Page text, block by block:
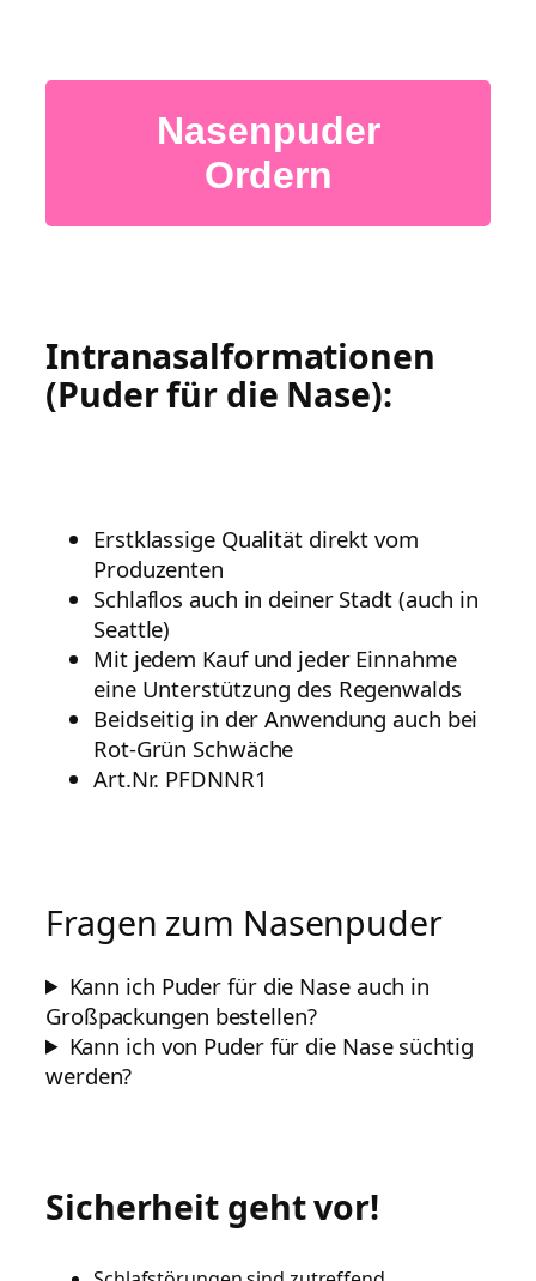
Nasenpuder
Ordern
Intranasalformationen
(Puder für die Nase):
Erstklassige Qualität direkt vom
Produzenten
Schlaflos auch in deiner Stadt (auch in
Seattle)
Mit jedem Kauf und jeder Einnahme
eine Unterstützung des Regenwalds
Beidseitig in der Anwendung auch bei
Rot-Grün Schwäche
Art.Nr. PFDNNR1
Fragen zum Nasenpuder
Kann ich Puder für die Nase auch in
Großpackungen bestellen?
Kann ich von Puder für die Nase süchtig
werden?
Sicherheit geht vor!